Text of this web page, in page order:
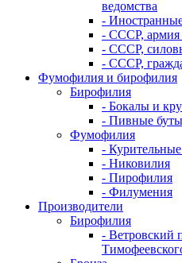
ведомства
- Иностранные
- СССР, армия
- СССР,
- СССР,
Фумофилия и бирофилия
Бирофилия
- Бокалы и
- Пивные
Фумофилия
-
- Никовилия
- Пирофилия
- Филумения
Производители
Бирофилия
- Ветровский